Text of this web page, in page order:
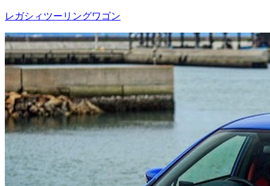
レガシィツーリングワゴン